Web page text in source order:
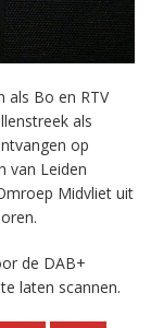
als Bo en RTV
als
op
van Leiden
Midvliet uit
de DAB+
laten scannen.